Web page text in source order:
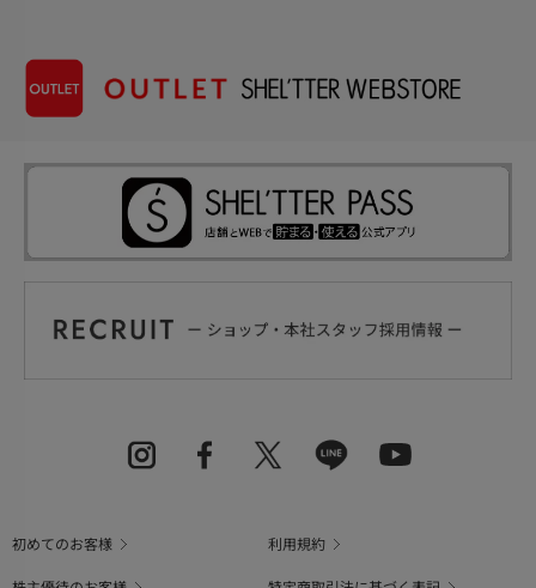
初めてのお客様
利用規約